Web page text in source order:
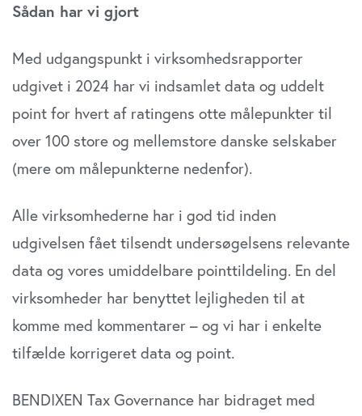
Sådan har vi gjort
Med udgangspunkt i virksomhedsrapporter
udgivet i 2024 har vi indsamlet data og uddelt
point for hvert af ratingens otte målepunkter til
over 100 store og mellemstore danske selskaber
(mere om målepunkterne nedenfor).
Alle virksomhederne har i god tid inden
udgivelsen fået tilsendt undersøgelsens relevante
data og vores umiddelbare pointtildeling. En del
virksomheder har benyttet lejligheden til at
komme med kommentarer – og vi har i enkelte
tilfælde korrigeret data og point.
BENDIXEN Tax Governance har bidraget med